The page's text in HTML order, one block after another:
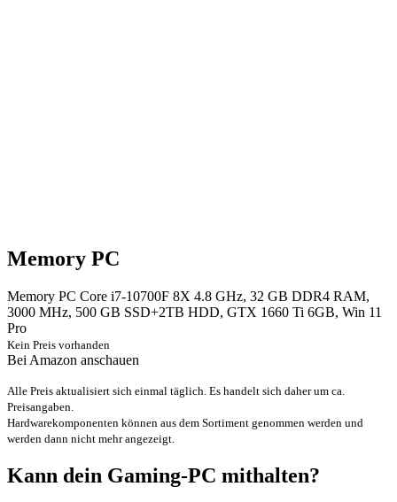
Memory PC
Memory PC Core i7-10700F 8X 4.8 GHz, 32 GB DDR4 RAM,
3000 MHz, 500 GB SSD+2TB HDD, GTX 1660 Ti 6GB, Win 11
Pro
Kein Preis vorhanden
Bei Amazon anschauen
Alle Preis aktualisiert sich einmal täglich. Es handelt sich daher um ca.
Preisangaben.
Hardwarekomponenten können aus dem Sortiment genommen werden und
werden dann nicht mehr angezeigt.
Kann dein Gaming-PC mithalten?